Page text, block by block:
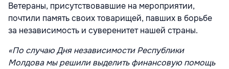
Ветераны, присутствовавшие на мероприятии,
почтили память своих товарищей, павших в борьбе
за независимость и суверенитет нашей страны.
«По случаю Дня независимости Республики
Молдова мы решили выделить финансовую помощь